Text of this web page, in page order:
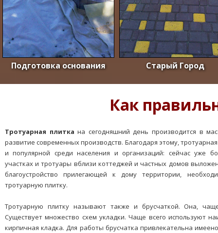
Подготовка основания Старый Город
Как
Тротуарная плитка на сегодняшний день производится в
развитие современных производств. Благодаря этому,
и популярной среди населения и организаций: сейчас уже
участках и тротуары вблизи коттеджей и частных домов
благоустройство прилегающей к дому территории,
тротуарную плитку.
Тротуарную плитку называют также и брусчаткой. Она,
Существует множество схем укладки. Чаще всего используют
кирпичная кладка. Для работы брусчатка привлекательна